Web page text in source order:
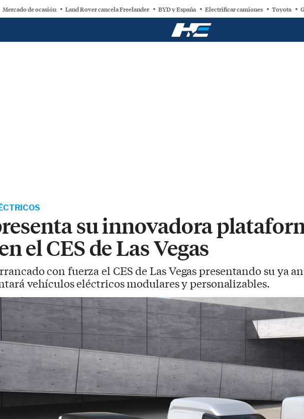
Mercado de ocasión Land Rover cancela Freelander BYD y España Electrificar camiones Toyota
su innovadora
el CES de Las Vegas
con fuerza el CES de Las Vegas presentando su ya
vehículos eléctricos modulares y personalizables.